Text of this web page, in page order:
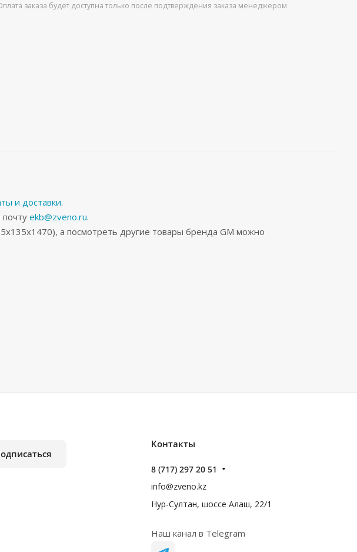
заказа будет доступна только после подтверждения заказа менеджером
и доставки.
почту ekb@zveno.ru.
а посмотреть другие товары бренда GM можно
Контакты
8 (717) 297 20 51
info@zveno.kz
Нур-Султан, шоссе Алаш, 22/1
Наш канал в Telegram